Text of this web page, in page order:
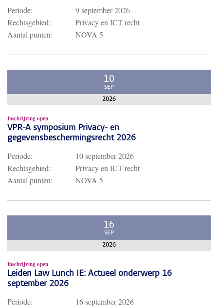
Periode:
9 september 2026
Rechtsgebied:
Privacy en ICT recht
Aantal punten:
NOVA 5
10
SEP
2026
Inschrijving open
VPR-A symposium Privacy- en
gegevensbeschermingsrecht 2026
Periode:
10 september 2026
Rechtsgebied:
Privacy en ICT recht
Aantal punten:
NOVA 5
16
SEP
2026
Inschrijving open
Leiden Law Lunch IE: Actueel onderwerp 16
september 2026
Periode:
16 september 2026